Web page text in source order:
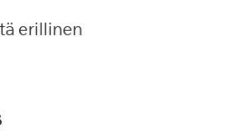
erillinen